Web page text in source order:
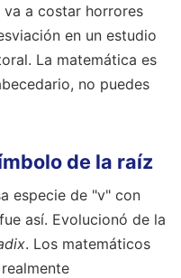
va a costar horrores
en un estudio
La matemática es
no puedes
de la raíz
especie de "v" con
así. Evolucionó de la
. Los matemáticos